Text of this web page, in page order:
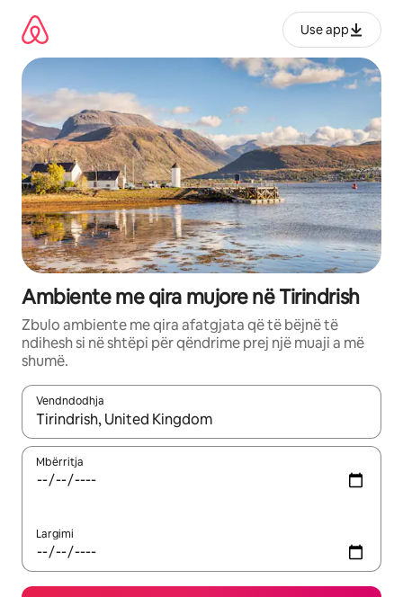
përmbajtja
Use app
Ambiente me qira mujore në Tirindrish
Zbulo ambiente me qira afatgjata që të bëjnë të
ndihesh si në shtëpi për qëndrime prej një muaji a më
shumë.
Vendndodhja
Kur rezultatet të jenë të disponueshme, lëviz me butonat e
Mbërritja
Largimi